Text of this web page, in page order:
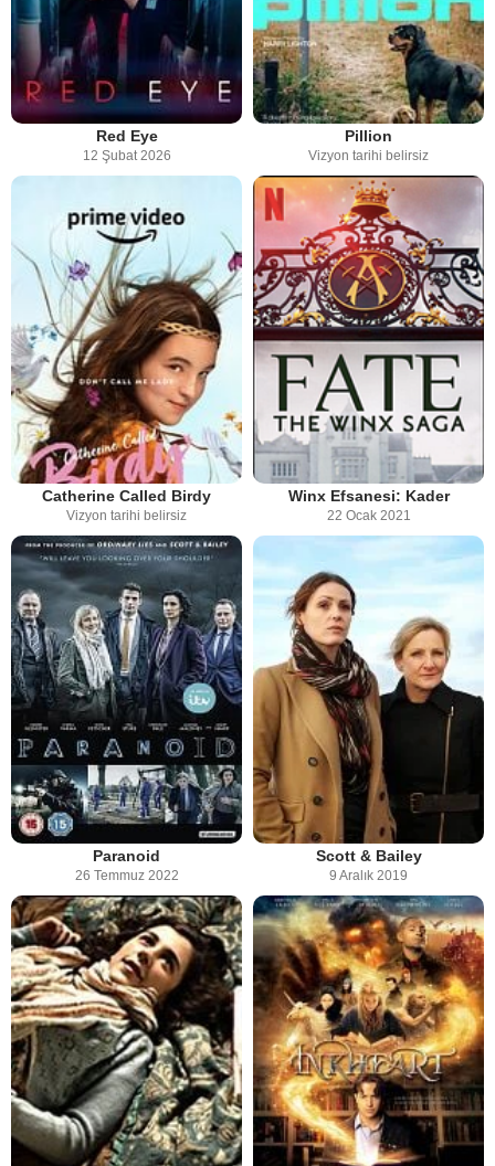
Red Eye
12 Şubat 2026
Pillion
Vizyon tarihi belirsiz
Catherine Called Birdy
Vizyon tarihi belirsiz
Winx Efsanesi: Kader
22 Ocak 2021
Paranoid
26 Temmuz 2022
Scott & Bailey
9 Aralık 2019